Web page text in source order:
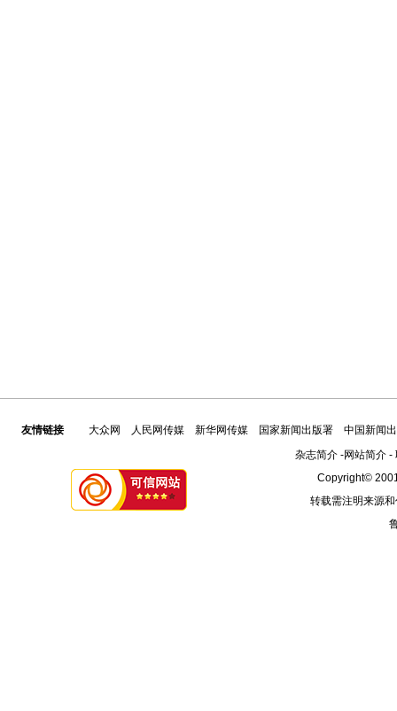
友情链接 大众网 人民网传媒 新华网传媒 国家新闻出版署
中国新闻
杂志简介-网站简介-
Copyright©
转载需注明来源